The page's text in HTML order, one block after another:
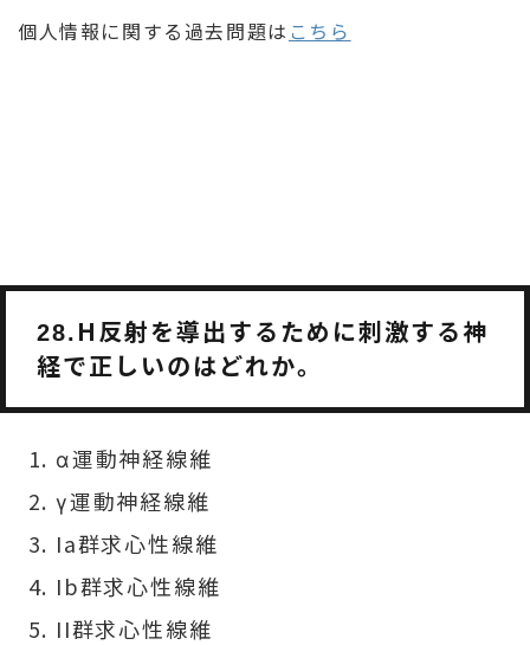
個人情報に関する過去問題は こちら
28. H反射を導出するために刺激する神
経で正しいのはどれか。
α運動神経線維
γ運動神経線維
Ia群求心性線維
Ib群求心性線維
II群求心性線維